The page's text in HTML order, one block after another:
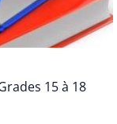
15 à 18